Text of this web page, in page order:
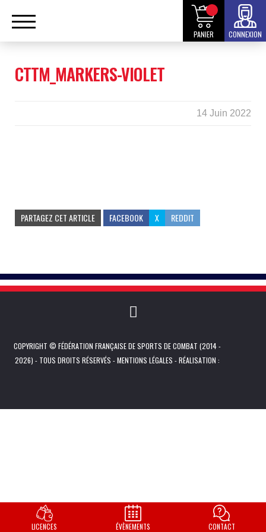
PANIER CONNEXION
CTTM_MARKERS-VIOLET
14 Juin 2022
PARTAGEZ CET ARTICLE FACEBOOK X REDDIT
COPYRIGHT © FÉDÉRATION FRANÇAISE DE SPORTS DE COMBAT (2014 -
2026) - TOUS DROITS RÉSERVÉS -MENTIONS LÉGALES - RÉALISATION :
LICENCES ÉVÈNEMENTS CONTACT